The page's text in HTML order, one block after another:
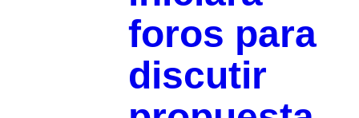
foros para
discutir